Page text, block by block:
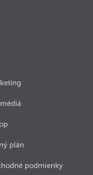
plán
podmienky